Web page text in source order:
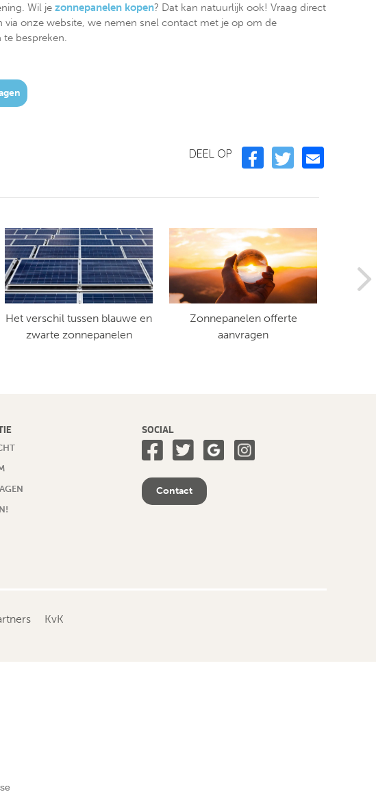
Wil je zonnepanelen kopen? Dat kan natuurlijk ook! Vraag direct
via onze website, we nemen snel contact met je op om de
bespreken.
DEEL OP
Het verschil tussen blauwe en
zwarte zonnepanelen
Zonnepanelen offerte
aanvragen
SOCIAL
Contact
KvK